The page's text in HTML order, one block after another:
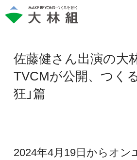
佐藤健さん出演の大
TVCMが公開、つく
狂」篇
2024年4月19日からオン